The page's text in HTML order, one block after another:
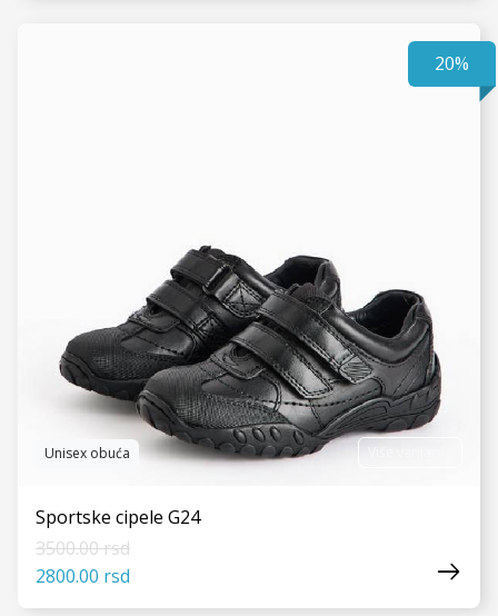
20%
Unisex obuća
Sportske cipele G24
3500.00 rsd
2800.00 rsd